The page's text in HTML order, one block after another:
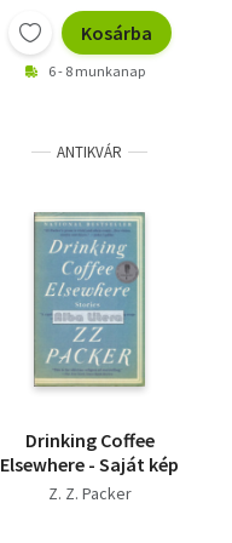
Kosárba
6 - 8 munkanap
ANTIKVÁR
Drinking Coffee
Elsewhere - Saját kép
Z. Z. Packer